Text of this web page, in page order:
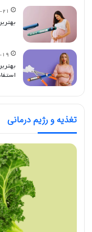
تغذیه و رژیم درمانی